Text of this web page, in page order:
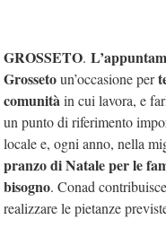
GROSSETO.
Grossetoun’occasione per
comunitàin cui lavora, e
un punto di riferimento
locale e, ogni anno, nella
pranzo di Natale per le
bisogno. Conad
realizzare le pietanze